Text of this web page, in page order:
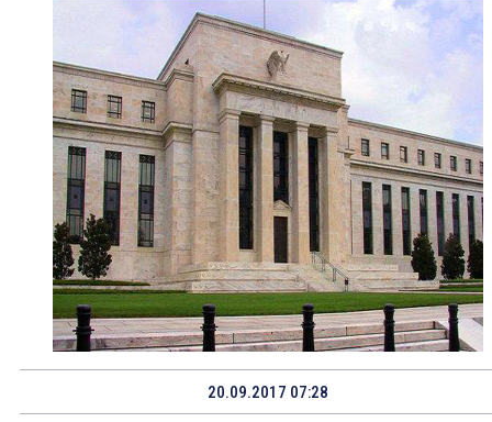
20.09.2017 07:28